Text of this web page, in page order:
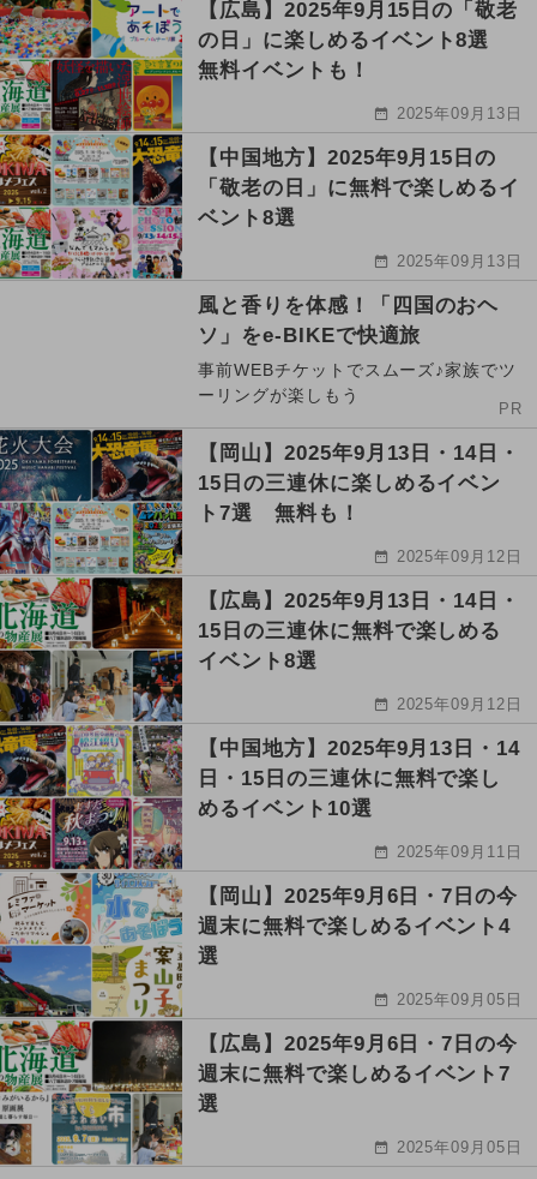
【広島】2025年9月15日の「敬老
の日」に楽しめるイベント8選
無料イベントも！
2025年09月13日
【中国地方】2025年9月15日の
「敬老の日」に無料で楽しめるイ
ベント8選
2025年09月13日
風と香りを体感！「四国のおヘ
ソ」をe-BIKEで快適旅
事前WEBチケットでスムーズ♪家族でツ
ーリングが楽しもう
PR
【岡山】2025年9月13日・14日・
15日の三連休に楽しめるイベン
ト7選 無料も！
2025年09月12日
【広島】2025年9月13日・14日・
15日の三連休に無料で楽しめる
イベント8選
2025年09月12日
【中国地方】2025年9月13日・14
日・15日の三連休に無料で楽し
めるイベント10選
2025年09月11日
【岡山】2025年9月6日・7日の今
週末に無料で楽しめるイベント4
選
2025年09月05日
【広島】2025年9月6日・7日の今
週末に無料で楽しめるイベント7
選
2025年09月05日